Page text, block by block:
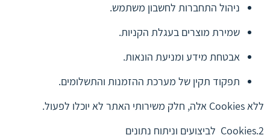
ניהול התחברות לחשבון משתמש.
שמירת מוצרים בעגלת הקניות.
אבטחת מידע ומניעת הונאות.
תפקוד תקין של מערכת ההזמנות והתשלומים.
ללא Cookies אלה, חלק משירותי האתר לא יוכלו לפעול.
2.Cookies לביצועים וניתוח נתונים